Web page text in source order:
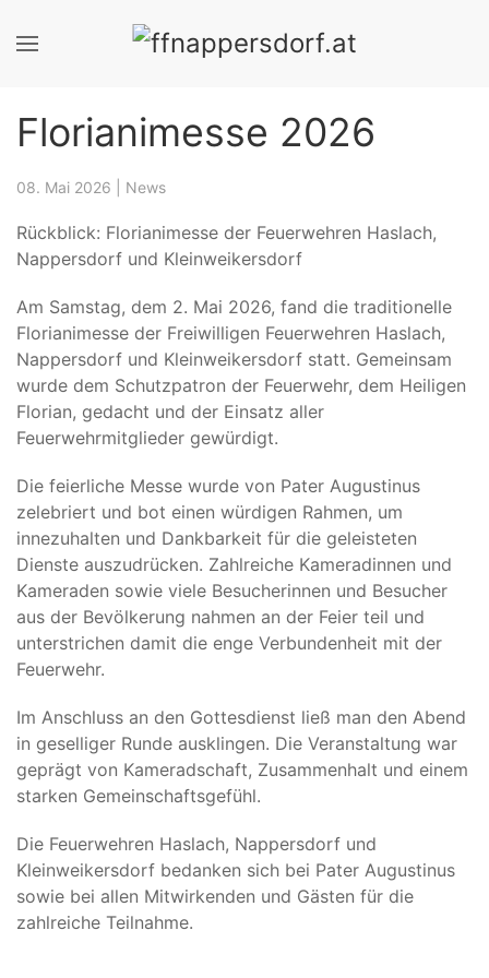
Florianimesse 2026
08. Mai 2026 News
Rückblick: Florianimesse der Feuerwehren Haslach,
Nappersdorf und Kleinweikersdorf
Am Samstag, dem 2. Mai 2026, fand die traditionelle
Florianimesse der Freiwilligen Feuerwehren Haslach,
Nappersdorf und Kleinweikersdorf statt. Gemeinsam
wurde dem Schutzpatron der Feuerwehr, dem Heiligen
Florian, gedacht und der Einsatz aller
Feuerwehrmitglieder gewürdigt.
Die feierliche Messe wurde von Pater Augustinus
zelebriert und bot einen würdigen Rahmen, um
innezuhalten und Dankbarkeit für die geleisteten
Dienste auszudrücken. Zahlreiche Kameradinnen und
Kameraden sowie viele Besucherinnen und Besucher
aus der Bevölkerung nahmen an der Feier teil und
unterstrichen damit die enge Verbundenheit mit der
Feuerwehr.
Im Anschluss an den Gottesdienst ließ man den Abend
in geselliger Runde ausklingen. Die Veranstaltung war
geprägt von Kameradschaft, Zusammenhalt und einem
starken Gemeinschaftsgefühl.
Die Feuerwehren Haslach, Nappersdorf und
Kleinweikersdorf bedanken sich bei Pater Augustinus
sowie bei allen Mitwirkenden und Gästen für die
zahlreiche Teilnahme.